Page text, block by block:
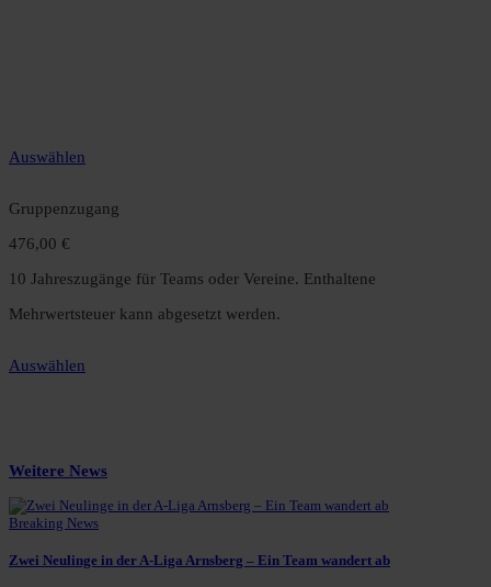
Auswählen
Gruppenzugang
476,00 €
10 Jahreszugänge für Teams oder Vereine. Enthaltene
Mehrwertsteuer kann abgesetzt werden.
Auswählen
Weitere News
Breaking News
Zwei Neulinge in der A-Liga Arnsberg – Ein Team wandert ab